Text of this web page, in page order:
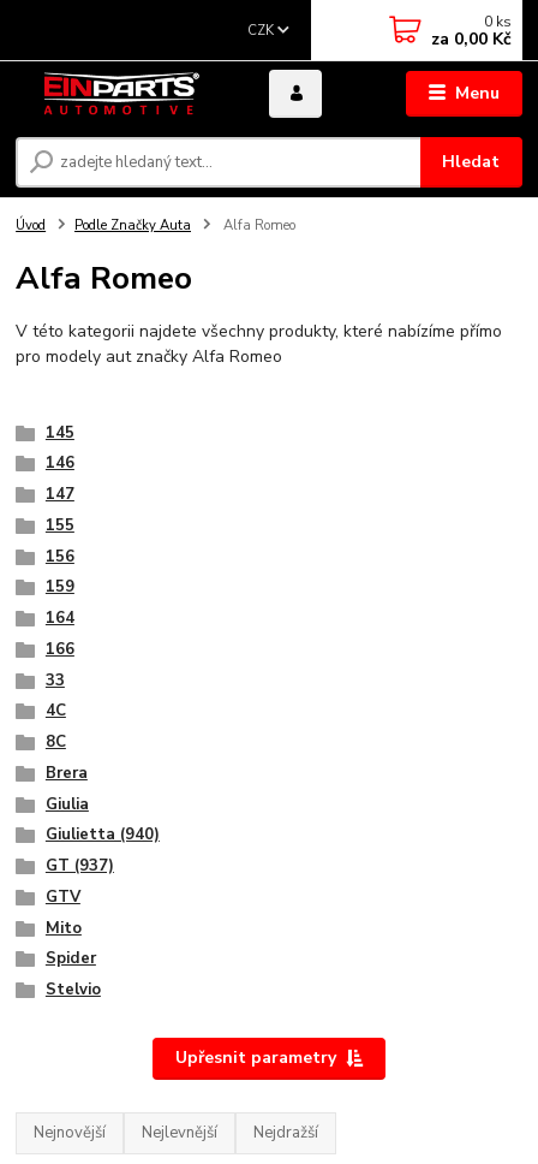
Menu
CZK
Hledat
0 ks
za 0,00 Kč
Úvod Podle Značky Auta Alfa Romeo
Alfa Romeo
V této kategorii najdete všechny produkty, které nabízíme přímo
pro modely aut značky Alfa Romeo
145
146
147
155
156
159
164
166
33
4C
8C
Brera
Giulia
Giulietta (940)
GT (937)
GTV
Mito
Spider
Stelvio
Upřesnit parametry
Nejnovější Nejlevnější Nejdražší